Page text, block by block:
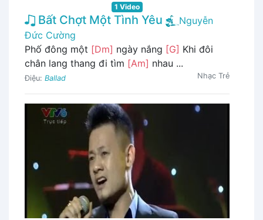
1 Video
Bất Chợt Một Tình Yêu
Nguyễn
Đức Cường
Phố đông một [Dm] ngày nắng [G] Khi đôi
chân lang thang đi tìm [Am] nhau ...
Điệu: Ballad Nhạc Trẻ